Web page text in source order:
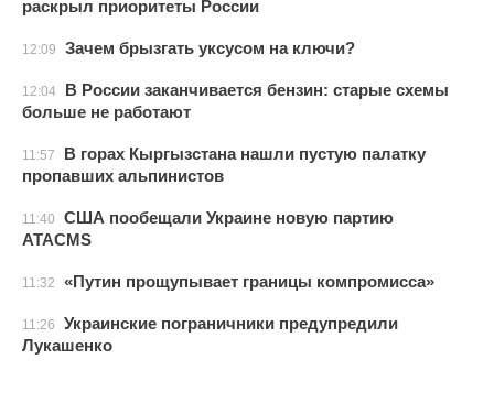
раскрыл приоритеты России
12:09 Зачем брызгать уксусом на ключи?
12:04
В России заканчивается бензин: старые схемы
больше не работают
11:57
В горах Кыргызстана нашли пустую палатку
пропавших альпинистов
11:40
США пообещали Украине новую партию
ATACMS
11:32 «Путин прощупывает границы компромисса»
11:26
Украинские пограничники предупредили
Лукашенко